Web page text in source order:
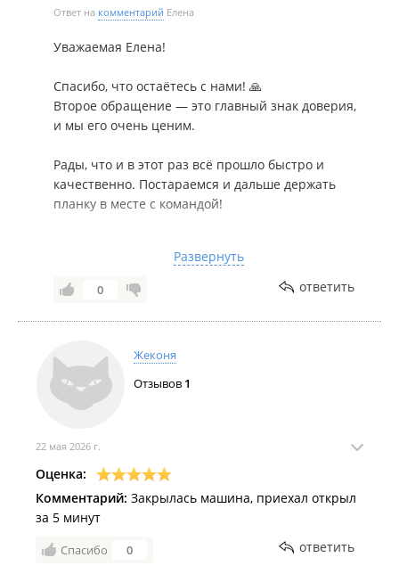
Ответ на комментарий Елена
Уважаемая Елена!
Спасибо, что остаётесь с нами! 🙏
Второе обращение — это главный знак доверия,
и мы его очень ценим.
Рады, что и в этот раз всё прошло быстро и
качественно. Постараемся и дальше держать
планку в месте с командой!
(Мы создаём онлайн-пространство, где каждый
может получить качественные автоуслуги
Чтобы профессиональная помощь всегда была
под рукой, рекомендуем установить наше
Развернуть
0 ответить
Жеконя
Отзывов 1
22 мая 2026 г.
Оценка:
Комментарий: Закрылась машина, приехал открыл
за 5 минут
Спасибо 0 ответить